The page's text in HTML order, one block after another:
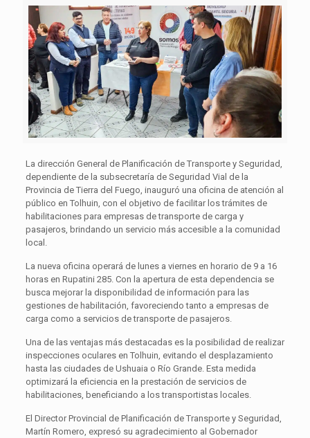
La dirección General de Planificación de Transporte y Seguridad,
dependiente de la subsecretaría de Seguridad Vial de la
Provincia de Tierra del Fuego, inauguró una oficina de atención al
público en Tolhuin, con el objetivo de facilitar los trámites de
habilitaciones para empresas de transporte de carga y
pasajeros, brindando un servicio más accesible a la comunidad
local.
La nueva oficina operará de lunes a viernes en horario de 9 a 16
horas en Rupatini 285. Con la apertura de esta dependencia se
busca mejorar la disponibilidad de información para las
gestiones de habilitación, favoreciendo tanto a empresas de
carga como a servicios de transporte de pasajeros.
Una de las ventajas más destacadas es la posibilidad de realizar
inspecciones oculares en Tolhuin, evitando el desplazamiento
hasta las ciudades de Ushuaia o Río Grande. Esta medida
optimizará la eficiencia en la prestación de servicios de
habilitaciones, beneficiando a los transportistas locales.
El Director Provincial de Planificación de Transporte y Seguridad,
Martín Romero, expresó su agradecimiento al Gobernador